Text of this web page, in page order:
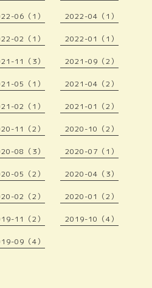
06（1） 2022-04（1）
02（1） 2022-01（1）
11（3） 2021-09（2）
05（1） 2021-04（2）
02（1） 2021-01（2）
11（2） 2020-10（2）
08（3） 2020-07（1）
05（2） 2020-04（3）
02（2） 2020-01（2）
11（2） 2019-10（4）
09（4）